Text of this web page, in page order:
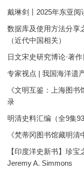
戴琳剑丨2025年东亚
数据库及使用方法分享
（近代中国相关）
日文宋史研究博论·著作
专家视点 | 我国海洋遗
《文明互鉴：上海图
录
明清史料汇编（全9集93
《梵蒂冈图书馆藏明
【印度洋史新书】珍
Jeremy A. Simmons